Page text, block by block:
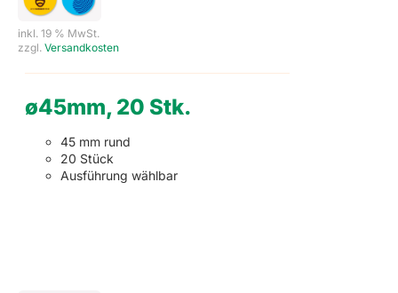
inkl. 19 % MwSt.
zzgl. Versandkosten
ø45mm, 20 Stk.
45 mm rund
20 Stück
Ausführung wählbar